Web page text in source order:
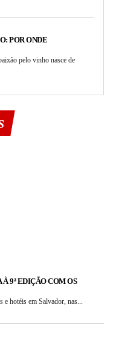
POR ONDE
pelo vinho nasce de
9ª EDIÇÃO COM OS
e hotéis em Salvador, nas...